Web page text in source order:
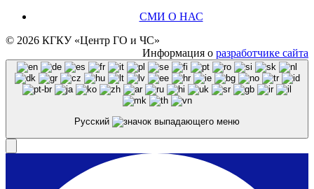
СМИ О НАС
© 2026 КГКУ «Центр ГО и ЧС»
Информация о разработчике сайта
Русский